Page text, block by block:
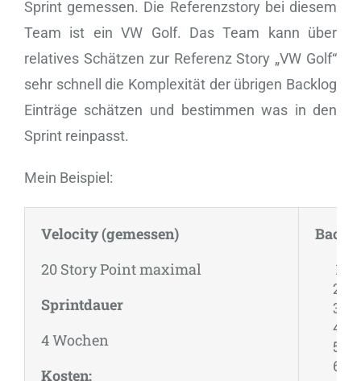
Sprint gemessen. Die Referenzstory bei diesem
Team ist ein VW Golf. Das Team kann über
relatives Schätzen zur Referenz Story „VW Golf“
sehr schnell die Komplexität der übrigen Backlog
Einträge schätzen und bestimmen was in den
Sprint reinpasst.
Mein Beispiel:
Velocity (gemessen)
20 Story Point maximal
Sprintdauer
4 Wochen
Kosten: